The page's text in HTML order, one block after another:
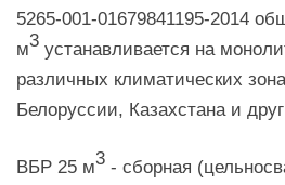
5265-001-01679841195-2014
м3 устанавливается на
различных климатических
Белоруссии, Казахстана и
ВБР 25 м3 - сборная